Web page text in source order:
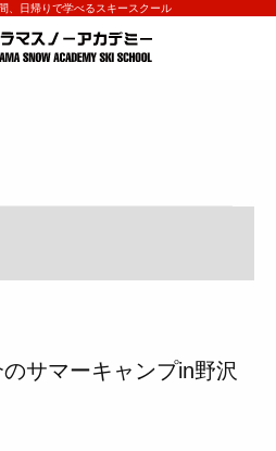
、日帰りで学べるスキースクール
のサマーキャンプin野沢